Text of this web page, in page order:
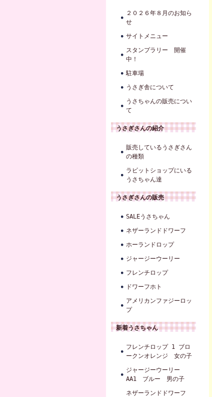
２０２６年８月のお知ら
せ
サイトメニュー
スタンプラリー 開催
中！
駐車場
うさぎ舎について
うさちゃんの販売につい
て
うさぎさんの紹介
販売しているうさぎさん
の種類
ラビットショップにいる
うさちゃん達
うさぎさんの販売
SALEうさちゃん
ネザーランドドワーフ
ホーランドロップ
ジャージーウーリー
フレンチロップ
ドワーフホト
アメリカンファジーロッ
プ
新着うさちゃん
フレンチロップ 1 ブロ
ークンオレンジ 女の子
ジャージーウーリー
AA1 ブルー 男の子
ネザーランドドワーフ